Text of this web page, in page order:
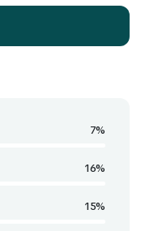
7%
16%
15%